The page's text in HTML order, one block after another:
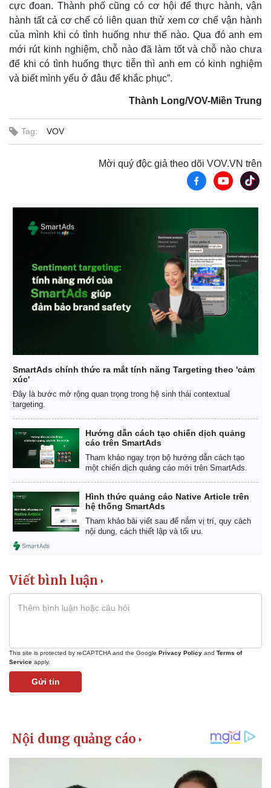
Kinh tế
Khởi nghiệp
Thị trường
Giá vàng
Tiêu dùng
Tỷ giá
Chứng khoán
Giá cà phê
cực đoan. Thành phố cũng có cơ hội để thực hành, vận
hành tất cả cơ chế có liên quan thử xem cơ chế vận hành
của mình khi có tình huống như thế nào. Qua đó anh em
mới rút kinh nghiệm, chỗ nào đã làm tốt và chỗ nào chưa
để khi có tình huống thực tiễn thì anh em có kinh nghiệm
và biết mình yếu ở đâu để khắc phục”.
Thành Long/VOV-Miền Trung
Tag: VOV
Mời quý độc giả theo dõi VOV.VN trên
SmartAds chính thức ra mắt tính năng Targeting theo 'cảm
xúc'
Đây là bước mở rộng quan trọng trong hệ sinh thái contextual
targeting.
Hướng dẫn cách tạo chiến dịch quảng
cáo trên SmartAds
Tham khảo ngay trọn bộ hướng dẫn cách tạo
một chiến dịch quảng cáo mới trên SmartAds.
Hình thức quảng cáo Native Article trên
hệ thống SmartAds
Tham khảo bài viết sau để nắm vị trí, quy cách
nội dung, cách thiết lập và tối ưu.
Viết bình luận
This site is protected by reCAPTCHA and the Google Privacy Policy and Terms of
Service apply.
Gửi tin